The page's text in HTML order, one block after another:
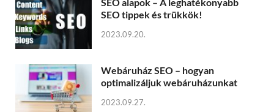
SEO tippek és trükkök!
2023.09.20.
Webáruház SEO – hogyan
optimalizáljuk webáruházunkat
2023.09.27.